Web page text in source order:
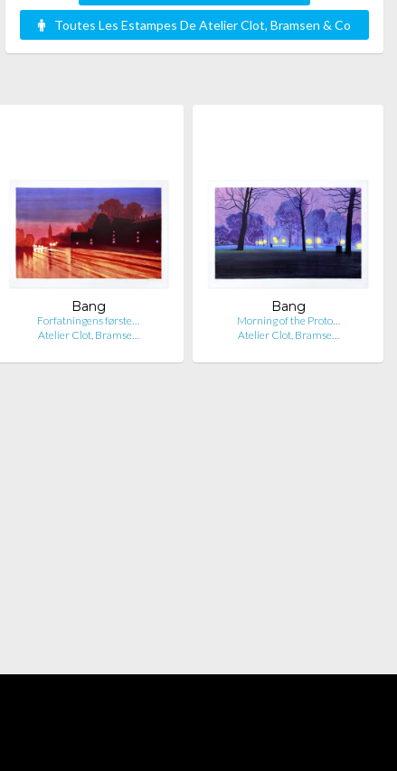
Toutes Les Estampes De Atelier Clot, Bramsen & Co
Bang
Forfatningens første…
Atelier Clot, Bramse…
Bang
Morning of the Proto…
Atelier Clot, Bramse…